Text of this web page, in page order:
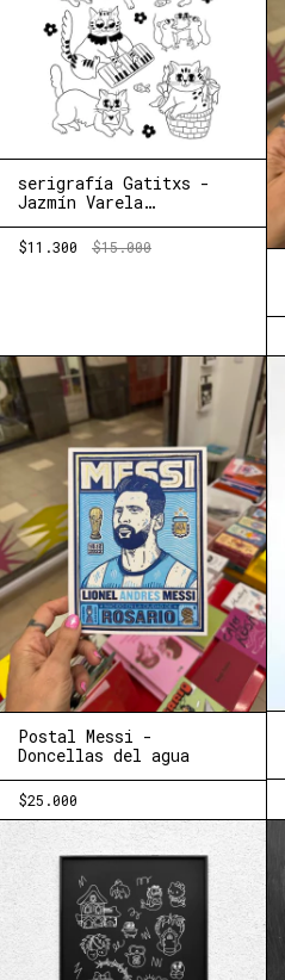
serigrafía Gatitxs -
Jazmín Varela
(Nimia+Chocho)
$11.300 $15.000
Postal Messi -
Doncellas del agua
$25.000